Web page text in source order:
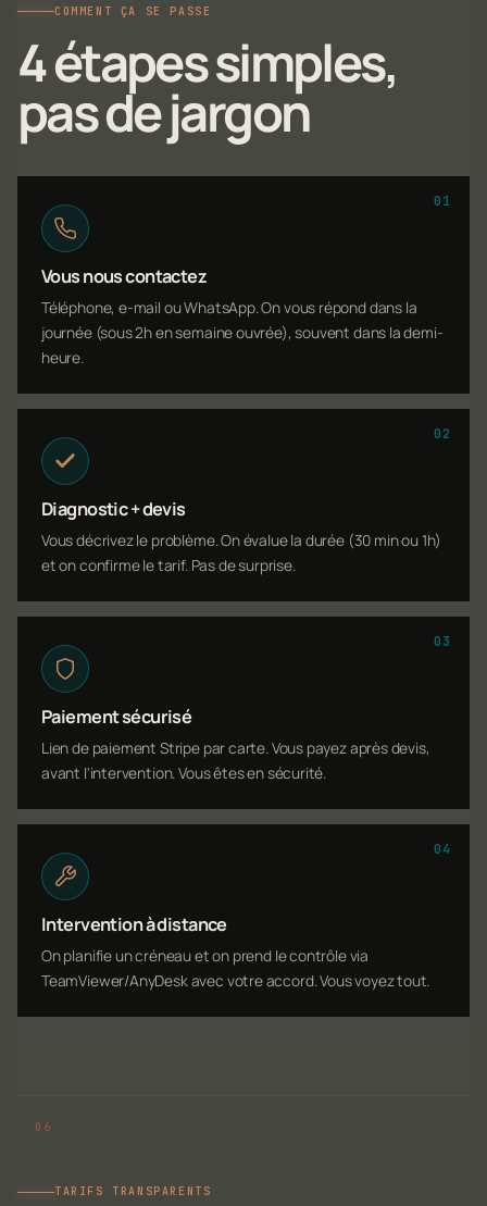
COMMENT ÇA SE PASSE
4 étapes simples,
pas de jargon
01
Vous nous contactez
Téléphone, e-mail ou WhatsApp. On vous répond dans la
journée (sous 2h en semaine ouvrée), souvent dans la demi-
heure.
02
Diagnostic + devis
Vous décrivez le problème. On évalue la durée (30 min ou 1h)
et on confirme le tarif. Pas de surprise.
03
Paiement sécurisé
Lien de paiement Stripe par carte. Vous payez après devis,
avant l'intervention. Vous êtes en sécurité.
04
Intervention à distance
On planifie un créneau et on prend le contrôle via
TeamViewer/AnyDesk avec votre accord. Vous voyez tout.
TARIFS TRANSPARENTS